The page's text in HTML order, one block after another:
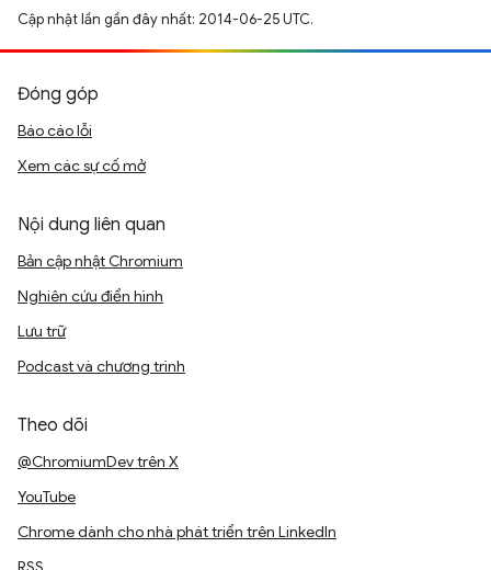
Cập nhật lần gần đây nhất: 2014-06-25 UTC.
Đóng góp
Báo cáo lỗi
Xem các sự cố mở
Nội dung liên quan
Bản cập nhật Chromium
Nghiên cứu điển hình
Lưu trữ
Podcast và chương trình
Theo dõi
@ChromiumDev trên X
YouTube
Chrome dành cho nhà phát triển trên LinkedIn